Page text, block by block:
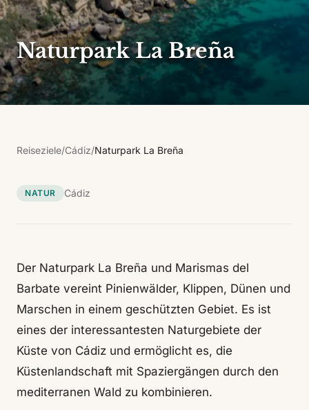
Naturpark La Breña
Reiseziele/Cádiz/Naturpark La Breña
NATUR Cádiz
Der Naturpark La Breña und Marismas del
Barbate vereint Pinienwälder, Klippen, Dünen und
Marschen in einem geschützten Gebiet. Es ist
eines der interessantesten Naturgebiete der
Küste von Cádiz und ermöglicht es, die
Küstenlandschaft mit Spaziergängen durch den
mediterranen Wald zu kombinieren.